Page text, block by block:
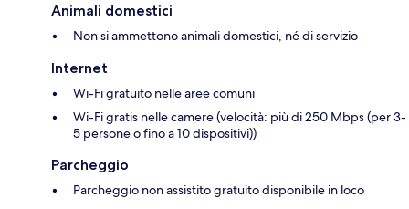
Animali domestici
Non si ammettono animali domestici, né di servizio
Internet
Wi-Fi gratuito nelle aree comuni
Wi-Fi gratis nelle camere (velocità: più di 250 Mbps (per 3-
5 persone o fino a 10 dispositivi))
Parcheggio
Parcheggio non assistito gratuito disponibile in loco